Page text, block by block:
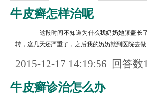
牛皮癣怎样治呢
这段时间不知道为什么我奶奶她膝盖长
转，这几天还严重了，之后我的奶奶就到医院去
2015-12-17 14:19:56 回答数1
牛皮癣诊治怎么办